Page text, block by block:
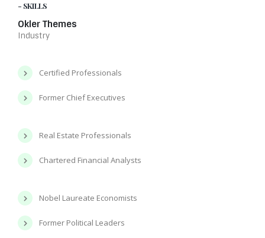
- SKILLS
Okler Themes
Industry
Certified Professionals
Former Chief Executives
Real Estate Professionals
Chartered Financial Analysts
Nobel Laureate Economists
Former Political Leaders